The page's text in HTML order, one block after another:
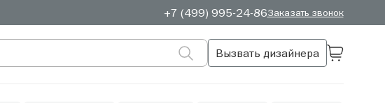
+7 (499) 995-24-86Заказать звонок
Вызвать дизайнера